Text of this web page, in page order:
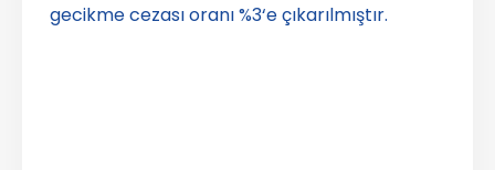
gecikme cezası oranı %3‘e çıkarılmıştır.